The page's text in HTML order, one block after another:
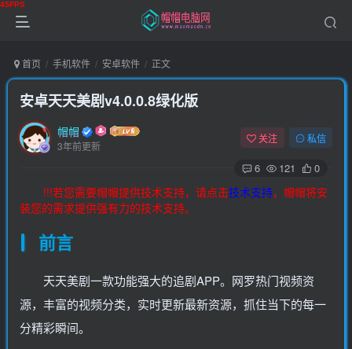
首页 手机软件 安卓软件 正文
安卓天天美剧v4.0.0.8绿化版
帽帽
3年前更新
关注 私信
6 121 0
!!!若您需要帽帽提供技术支持，请点击技术支持，帽帽将安
装您的需求提供强有力的技术支持。
前言
天天美剧一款功能强大的追剧APP。网罗热门视频资
源，丰富的视频分类，实时更新最新资源，抓住当下的每一
分精彩瞬间。